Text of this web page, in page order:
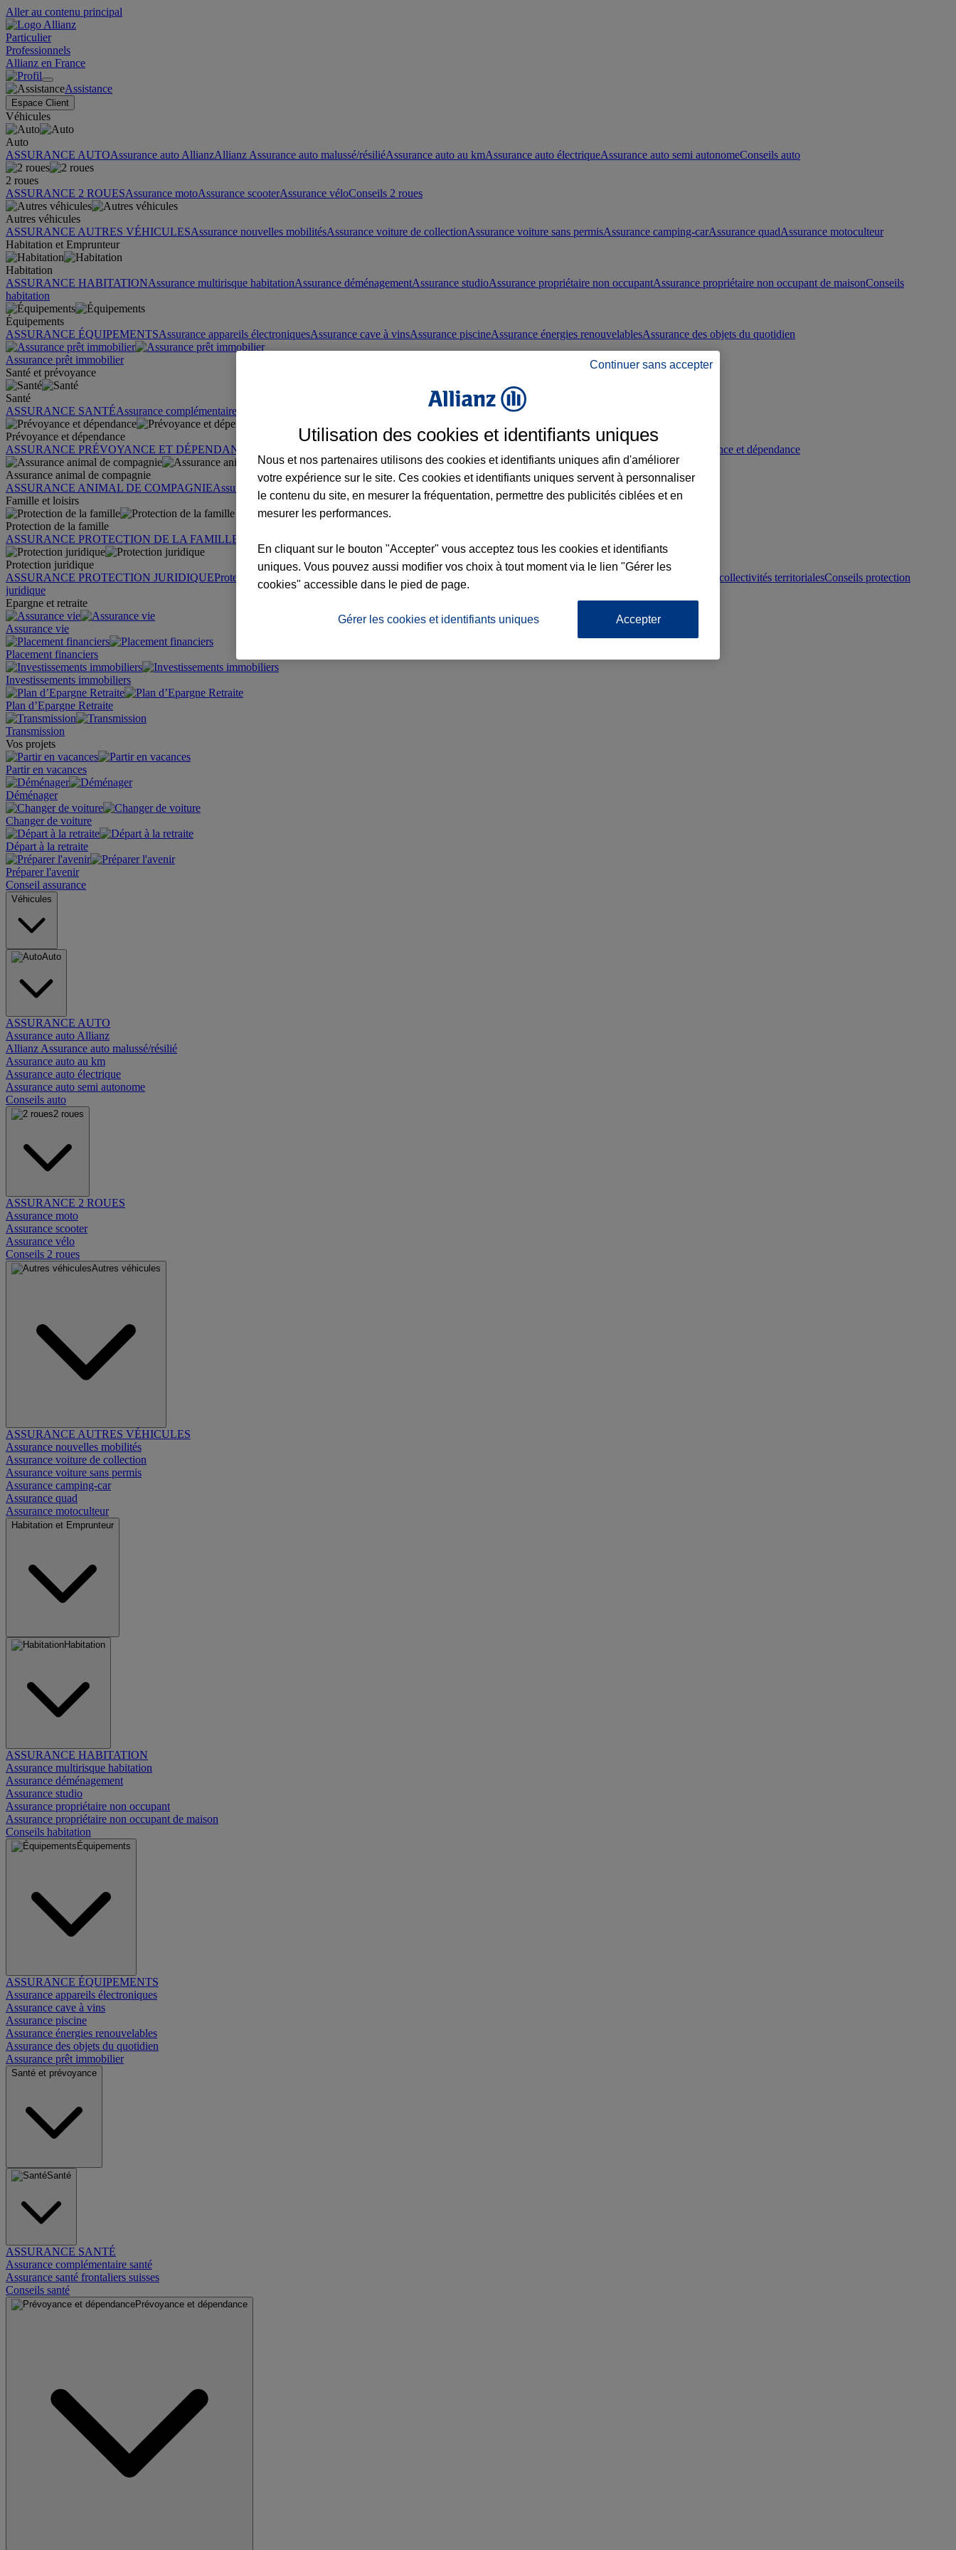
Aller au contenu principal
Particulier
Professionnels
Allianz en France
Assistance
Espace Client
Véhicules
Auto
ASSURANCE AUTOAssurance auto AllianzAllianz Assurance auto malussé/résiliéAssurance auto au kmAssurance auto électriqueAssurance auto semi autonomeConseils auto
2 roues
ASSURANCE 2 ROUESAssurance motoAssurance scooterAssurance véloConseils 2 roues
Autres véhicules
ASSURANCE AUTRES VÉHICULESAssurance nouvelles mobilitésAssurance voiture de collectionAssurance voiture sans permisAssurance camping-carAssurance quadAssurance motoculteur
Habitation et Emprunteur
Habitation
ASSURANCE HABITATIONAssurance multirisque habitationAssurance déménagementAssurance studioAssurance propriétaire non occupantAssurance propriétaire non occupant de maisonConseils
habitation
Équipements
ASSURANCE ÉQUIPEMENTSAssurance appareils électroniquesAssurance cave à vinsAssurance piscineAssurance énergies renouvelablesAssurance des objets du quotidien
Assurance prêt immobilier
Santé et prévoyance
Santé
ASSURANCE SANTÉAssurance complémentaire santé Conseils santé
Prévoyance et dépendance
ASSURANCE PRÉVOYANCE ET DÉPENDANCE
Conseils prévoyance et dépendance
Assurance animal de compagnie
ASSURANCE ANIMAL DE COMPAGNIEAssurance chien Assurance chat
Conseils animal de compagnie
Famille et loisirs
Protection de la famille
ASSURANCE PROTECTION DE LA FAMILLE
Protection juridique
ASSURANCE PROTECTION JURIDIQUEProtection juridique particuliers Protection juridique immobilière Protection juridique collectivités territorialesConseils protection
juridique
Epargne et retraite
Assurance vie
Placement financiers
Investissements immobiliers
Plan d’Epargne Retraite
Transmission
Vos projets
Partir en vacances
Déménager
Changer de voiture
Départ à la retraite
Préparer l'avenir
Conseil assurance
Véhicules
Auto
ASSURANCE AUTO
Assurance auto Allianz
Allianz Assurance auto malussé/résilié
Assurance auto au km
Assurance auto électrique
Assurance auto semi autonome
Conseils auto
2 roues
ASSURANCE 2 ROUES
Assurance moto
Assurance scooter
Assurance vélo
Conseils 2 roues
Autres véhicules
ASSURANCE AUTRES VÉHICULES
Assurance nouvelles mobilités
Assurance voiture de collection
Assurance voiture sans permis
Assurance camping-car
Assurance quad
Assurance motoculteur
Habitation et Emprunteur
Habitation
ASSURANCE HABITATION
Assurance multirisque habitation
Assurance déménagement
Assurance studio
Assurance propriétaire non occupant
Assurance propriétaire non occupant de maison
Conseils habitation
Équipements
ASSURANCE ÉQUIPEMENTS
Assurance appareils électroniques
Assurance cave à vins
Assurance piscine
Assurance énergies renouvelables
Assurance des objets du quotidien
Assurance prêt immobilier
Santé et prévoyance
Santé
ASSURANCE SANTÉ
Assurance complémentaire santé
Assurance santé frontaliers suisses
Conseils santé
Prévoyance et dépendance
Continuer sans accepter
Utilisation des cookies et identifiants uniques
Nous et nos partenaires utilisons des cookies et identifiants uniques afin d'améliorer
votre expérience sur le site. Ces cookies et identifiants uniques servent à personnaliser
le contenu du site, en mesurer la fréquentation, permettre des publicités ciblées et en
mesurer les performances.
En cliquant sur le bouton "Accepter" vous acceptez tous les cookies et identifiants
uniques. Vous pouvez aussi modifier vos choix à tout moment via le lien "Gérer les
cookies" accessible dans le pied de page.
Gérer les cookies et identifiants uniques Accepter